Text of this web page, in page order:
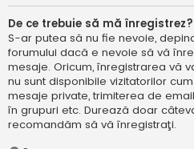
De ce trebuie să mă înregistrez?
S-ar putea să nu fie nevoie,
forumului dacă e nevoie să vă
mesaje. Oricum, înregistrarea vă
nu sunt disponibile vizitatorilor
mesaje private, trimiterea de
în grupuri etc. Durează doar
recomandăm să vă înregistraţi.